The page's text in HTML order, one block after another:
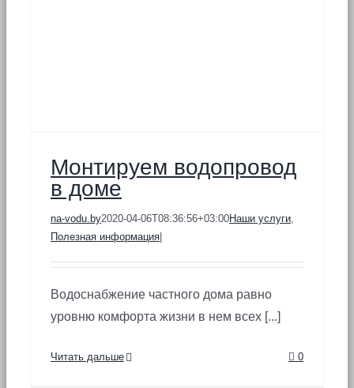
Монтируем водопровод
в доме
na-vodu.by2020-04-06T08:36:56+03:00Наши услуги,
Полезная информация
Водоснабжение частного дома равно
уровню комфорта жизни в нем всех [...]
Читать дальше 0